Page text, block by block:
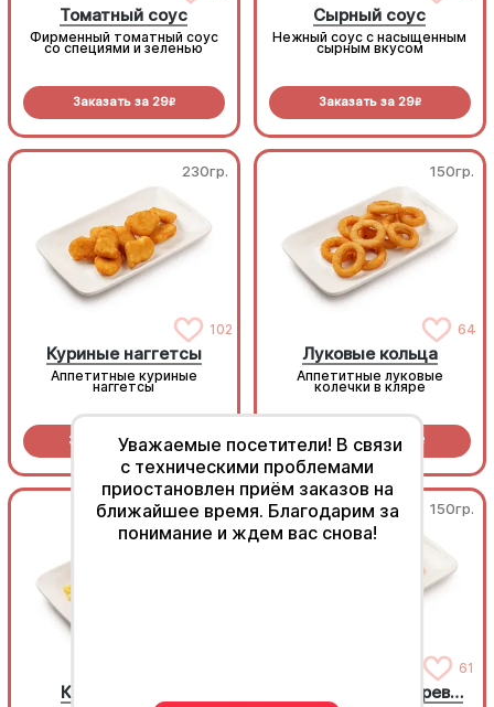
Томатный соус
Фирменный томатный соус
со специями и зеленью
Заказать за 29R
Сырный соус
Нежный соус с насыщенным
сырным вкусом
Заказать за 29R
230гр.
102
Куриные наггетсы
Аппетитные куриные
наггетсы
Заказать за369 R
150гр.
64
Луковые кольца
Аппетитные луковые
колечки в кляре
Заказать за289 R
150гр.
Картофель фри
150гр.
61
Картофель по-деревенски
Уважаемые посетители! В связи
с техническими проблемами
приостановлен приём заказов на
ближайшее время. Благодарим за
понимание и ждем вас снова!